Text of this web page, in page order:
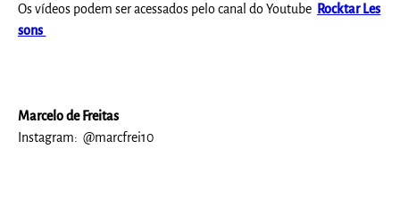
Os vídeos podem ser acessados pelo canal do Youtube Rocktar Les
sons
Marcelo de Freitas
Instagram: @marcfrei10